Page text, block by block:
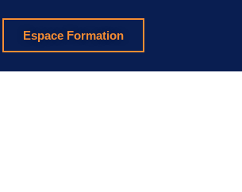
Espace Formation